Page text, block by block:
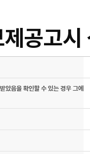
공고시
았음을 확인할 수 있는 경우 그에